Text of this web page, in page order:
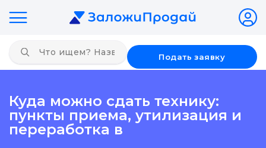
Подать заявку
Куда можно сдать технику:
пункты приема, утилизация и
переработка в